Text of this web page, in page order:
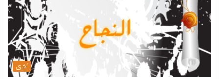
أخرى